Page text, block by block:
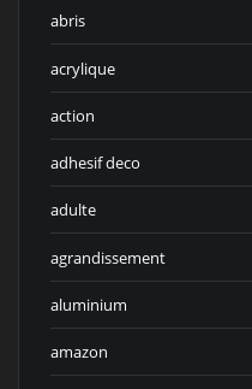
abris
acrylique
action
adhesif deco
adulte
agrandissement
aluminium
amazon